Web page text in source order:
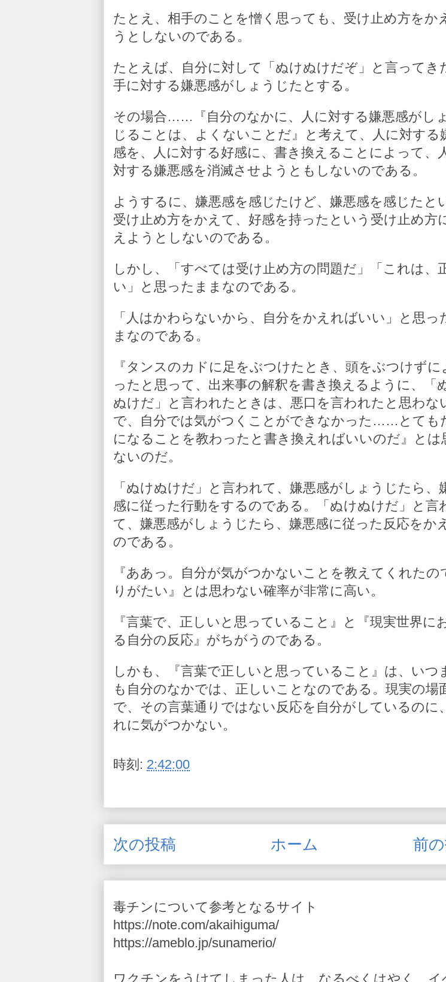
たとえ、相手のことを憎く思っても、受け止め方をか
うとしないのである。
たとえば、自分に対して「ぬけぬけだぞ」と言ってき
手に対する嫌悪感がしょうじたとする。
その場合……『自分のなかに、人に対する嫌悪感がし
じることは、よくないことだ』と考えて、人に対する
感を、人に対する好感に、書き換えることによって、
対する嫌悪感を消滅させようともしないのである。
ようするに、嫌悪感を感じたけど、嫌悪感を感じたと
受け止め方をかえて、好感を持ったという受け止め方
えようとしないのである。
しかし、「すべては受け止め方の問題だ」「これは、
い」と思ったままなのである。
「人はかわらないから、自分をかえればいい」と思っ
まなのである。
『タンスのカドに足をぶつけたとき、頭をぶつけずに
ったと思って、出来事の解釈を書き換えるように、「
ぬけだ」と言われたときは、悪口を言われたと思わな
で、自分では気がつくことができなかった……とても
になることを教わったと書き換えればいいのだ』とは
ないのだ。
「ぬけぬけだ」と言われて、嫌悪感がしょうじたら、
感に従った行動をするのである。「ぬけぬけだ」と言
て、嫌悪感がしょうじたら、嫌悪感に従った反応をか
のである。
『ああっ。自分が気がつかないことを教えてくれたの
りがたい』とは思わない確率が非常に高い。
『言葉で、正しいと思っていること』と『現実世界に
る自分の反応』がちがうのである。
しかも、『言葉で正しいと思っていること』は、いつ
も自分のなかでは、正しいことなのである。現実の場
で、その言葉通りではない反応を自分がしているのに
れに気がつかない。
時刻: 2:42:00
次の投稿 前
ホーム
毒チンについて参考となるサイト
https://note.com/akaihiguma/
https://ameblo.jp/sunamerio/
ワクチンをうけてしまった人は、なるべくはやく、イ